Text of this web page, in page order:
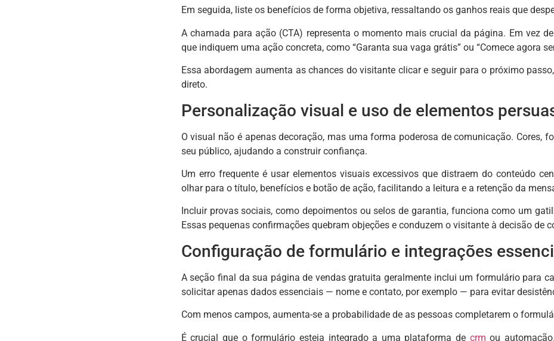
Em seguida, liste os benefícios de forma objetiva, ressaltando os ganhos reais que
A chamada para ação (CTA) representa o momento mais crucial da página. Em vez
que indiquem uma ação concreta, como “Garanta sua vaga grátis” ou “Comece agora
Essa abordagem aumenta as chances do visitante clicar e seguir para o próximo
direto.
Personalização visual e uso de elementos
O visual não é apenas decoração, mas uma forma poderosa de comunicação. Cores,
seu público, ajudando a construir confiança.
Um erro frequente é usar elementos visuais excessivos que distraem do conteúdo
olhar para o título, benefícios e botão de ação, facilitando a leitura e a retenção da
Incluir provas sociais, como depoimentos ou selos de garantia, funciona como um
Essas pequenas confirmações quebram objeções e conduzem o visitante à decisão de
Configuração de formulário e integrações
A seção final da sua página de vendas gratuita geralmente inclui um formulário para
solicitar apenas dados essenciais — nome e contato, por exemplo — para evitar
Com menos campos, aumenta-se a probabilidade de as pessoas completarem o
É crucial que o formulário esteja integrado a uma plataforma de crm ou